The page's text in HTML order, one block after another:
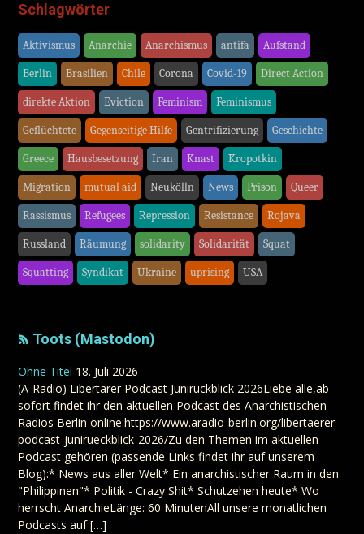
Schlagwörter
Aktivismus Anarchie Anarchismus antifa Aufstand
Berlin Brasilien Chile Corona Covid-19 Direct Action
direkte Aktion Eviction Feminism Feminismus
Geflüchtete Gegenseitige Hilfe Gentrifizierung Geschichte
Greece Hausbesetzung Iran Knast Kropotkin
Migration mutual aid Neukölln News Prison Queer
Rassismus Refugees Repression Resistance Rojava
Russland Räumung solidarity Solidarität Squat
Squatting Syndikat Ukraine uprising USA
Toots (Mastodon)
Ohne Titel 18. Juli 2026
(A-Radio) Libertärer Podcast Junirückblick 2026Liebe alle,ab
sofort findet ihr den aktuellen Podcast des Anarchistischen
Radios Berlin online:https://www.aradio-berlin.org/libertaerer-
podcast-junirueckblick-2026/Zu den Themen im aktuellen
Podcast gehören (passende Links findet ihr auf unserem
Blog):* News aus aller Welt* Ein anarchistischer Raum in den
"Philippinen"* Politik - Crazy Shit* Schutzehen heute* Wo
herrscht AnarchieLänge: 60 MinutenAll unsere monatlichen
Podcasts auf […]